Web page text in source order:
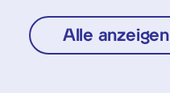
Alle anzeigen